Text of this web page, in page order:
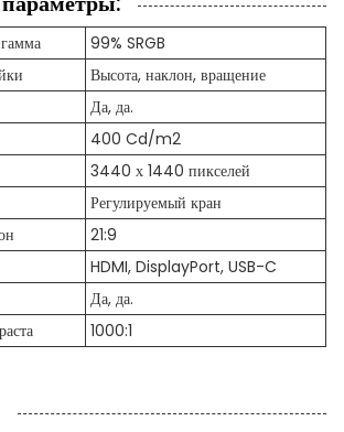
99% SRGB
Высота, наклон, вращение
Да, да.
400 Cd/m2
3440 х 1440 пикселей
Регулируемый кран
21:9
HDMI, DisplayPort, USB-C
Да, да.
1000:1